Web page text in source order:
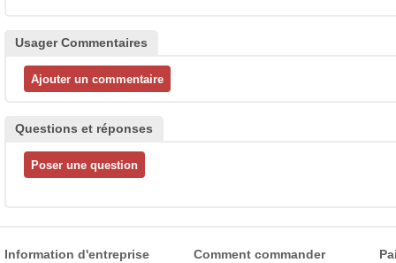
Usager Commentaires
Questions et réponses
Information d'entreprise Comment commander